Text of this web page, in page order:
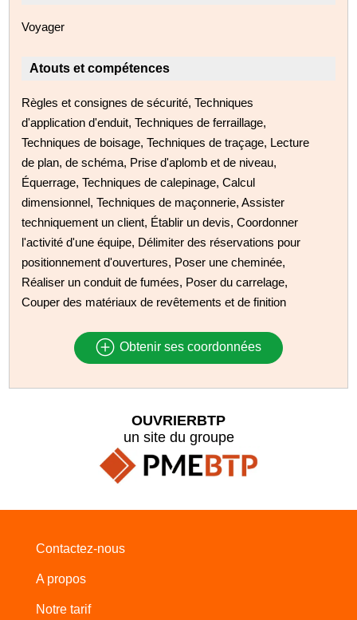
Voyager
Atouts et compétences
Règles et consignes de sécurité, Techniques
d'application d'enduit, Techniques de ferraillage,
Techniques de boisage, Techniques de traçage, Lecture
de plan, de schéma, Prise d'aplomb et de niveau,
Équerrage, Techniques de calepinage, Calcul
dimensionnel, Techniques de maçonnerie, Assister
techniquement un client, Établir un devis, Coordonner
l'activité d'une équipe, Délimiter des réservations pour
positionnement d'ouvertures, Poser une cheminée,
Réaliser un conduit de fumées, Poser du carrelage,
Couper des matériaux de revêtements et de finition
Obtenir ses coordonnées
OUVRIERBTP
un site du groupe
Contactez-nous
A propos
Notre tarif